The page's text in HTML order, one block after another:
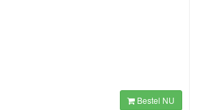
Bestel NU